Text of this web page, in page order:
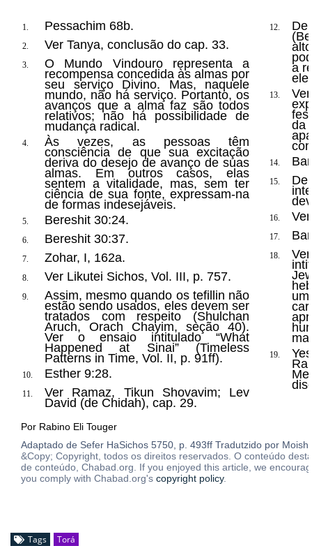
1. Pessachim 68b.
2. Ver Tanya, conclusão do cap. 33.
3. O Mundo Vindouro representa a
recompensa concedida às almas por
seu serviço Divino. Mas, naquele
mundo, não há serviço. Portanto, os
avanços que a alma faz são todos
relativos; não há possibilidade de
mudança radical.
4. Às vezes, as pessoas têm
consciência de que sua excitação
deriva do desejo de avanço de suas
almas. Em outros casos, elas
sentem a vitalidade, mas, sem ter
ciência de sua fonte, expressam-na
de formas indesejáveis.
5. Bereshit 30:24.
6. Bereshit 30:37.
7. Zohar, I, 162a.
8. Ver Likutei Sichos, Vol. III, p. 757.
9. Assim, mesmo quando os tefillin não
estão sendo usados, eles devem ser
tratados com respeito (Shulchan
Aruch, Orach Chayim, seção 40).
Ver o ensaio intitulado “What
Happened at Sinai” (Timeless
Patterns in Time, Vol. II, p. 91ff).
10. Esther 9:28.
11. Ver Ramaz, Tikun Shovavim; Lev
David (de Chidah), cap. 29.
12.
a
13.
da
14.
15.
16.
17.
18.
19.
Por Rabino Eli Touger
Adaptado de Sefer HaSichos 5750, p. 493ff Tradutzido por
&Copy; Copyright, todos os direitos reservados. O conteúdo
de conteúdo, Chabad.org. If you enjoyed this article, we
you comply with Chabad.org's copyright policy.
Tags Torá